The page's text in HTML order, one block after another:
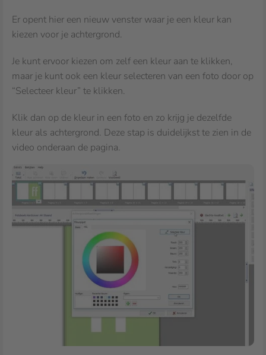
Er opent hier een nieuw venster waar je een kleur kan
kiezen voor je achtergrond.
Je kunt ervoor kiezen om zelf een kleur aan te klikken,
maar je kunt ook een kleur selecteren van een foto door op
“Selecteer kleur” te klikken.
Klik dan op de kleur in een foto en zo krijg je dezelfde
kleur als achtergrond. Deze stap is duidelijkst te zien in de
video onderaan de pagina.